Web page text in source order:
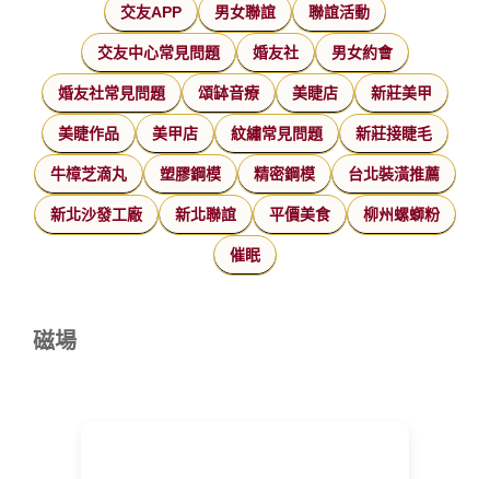
交友APP 男女聯誼 聯誼活動
交友中心常見問題 婚友社 男女約會
婚友社常見問題 頌缽音療 美睫店 新莊美甲
美睫作品 美甲店 紋繡常見問題 新莊接睫毛
牛樟芝滴丸 塑膠鋼模 精密鋼模 台北裝潢推薦
新北沙發工廠 新北聯誼 平價美食 柳州螺螄粉
催眠
磁場